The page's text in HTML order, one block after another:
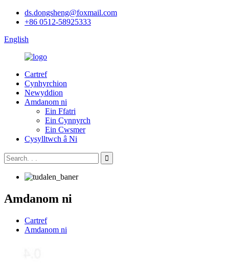
ds.dongsheng@foxmail.com
+86 0512-58925333
English
Cartref
Cynhyrchion
Newyddion
Amdanom ni
Ein Ffatri
Ein Cynnyrch
Ein Cwsmer
Cysylltwch â Ni
Amdanom ni
Cartref
Amdanom ni